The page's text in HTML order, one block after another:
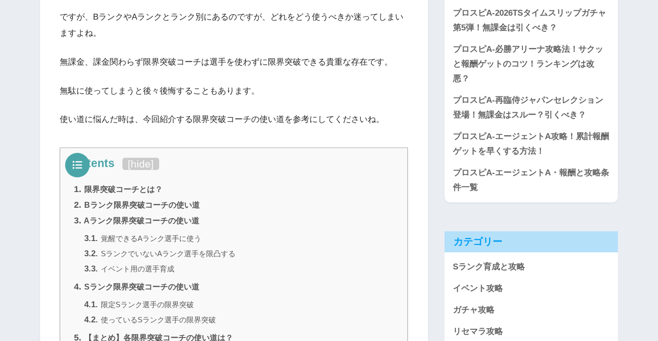
ですが、BランクやAランクとランク別にあるのですが、どれをどう使うべきか迷ってしまい
ますよね。
無課金、課金関わらず限界突破コーチは選手を使わずに限界突破できる貴重な存在です。
無駄に使ってしまうと後々後悔することもあります。
使い道に悩んだ時は、今回紹介する限界突破コーチの使い道を参考にしてくださいね。
Contents [hide]
1. 限界突破コーチとは？
2. Bランク限界突破コーチの使い道
3. Aランク限界突破コーチの使い道
3.1. 覚醒できるAランク選手に使う
3.2. SランクでいないAランク選手を限凸する
3.3. イベント用の選手育成
4. Sランク限界突破コーチの使い道
4.1. 限定Sランク選手の限界突破
4.2. 使っているSランク選手の限界突破
5. 【まとめ】各限界突破コーチの使い道は？
プロスピA-2026TSタイムスリップガチャ
第5弾！無課金は引くべき？
プロスピA-必勝アリーナ攻略法！サクッ
と報酬ゲットのコツ！ランキングは改
悪？
プロスピA-再臨侍ジャパンセレクション
登場！無課金はスルー？引くべき？
プロスピA-エージェントA攻略！累計報酬
ゲットを早くする方法！
プロスピA-エージェントA・報酬と攻略条
件一覧
カテゴリー
Sランク育成と攻略
イベント攻略
ガチャ攻略
リセマラ攻略